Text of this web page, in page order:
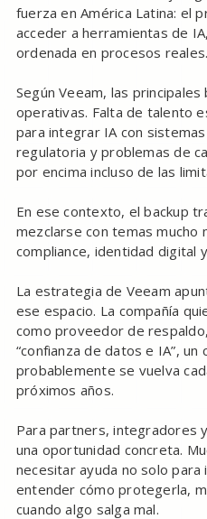
fuerza en América Latina: el
acceder a herramientas de
ordenada en procesos reales.
Según Veeam, las
operativas. Falta de talento
para integrar IA con
regulatoria y problemas de
por encima incluso de las
En ese contexto, el backup
mezclarse con temas mucho
compliance, identidad digital
La estrategia de Veeam
ese espacio. La compañía
como proveedor de
“confianza de datos e IA”, un
probablemente se vuelva
próximos años.
Para partners, integradores
una oportunidad concreta.
necesitar ayuda no solo
entender cómo protegerla,
cuando algo salga mal.